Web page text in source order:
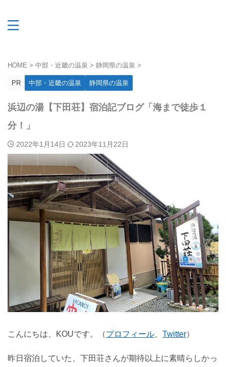
HOME > 中部・近畿の温泉 > 静岡県の温泉 >
PR 中部・近畿の温泉 静岡県の温泉
浜辺の湯【下田荘】宿泊記ブログ「海まで徒歩１
分！」
2022年1月14日 2023年11月22日
こんにちは、KOUです。（プロフィール Twitter）
昨日宿泊していた、下田荘さんが期待以上に素晴らしかっ